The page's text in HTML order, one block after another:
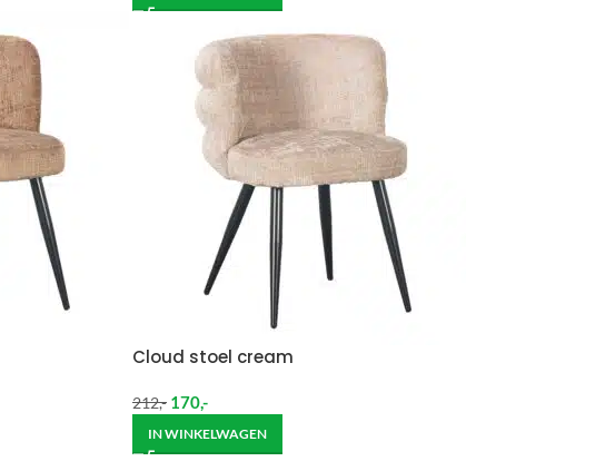
Cloud stoel cream
212,- 170,-
IN WINKELWAGEN